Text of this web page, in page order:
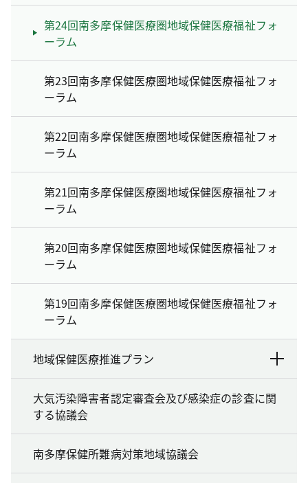
第24回南多摩保健医療圏地域保健医療福祉フォ
ーラム
第23回南多摩保健医療圏地域保健医療福祉フォ
ーラム
第22回南多摩保健医療圏地域保健医療福祉フォ
ーラム
第21回南多摩保健医療圏地域保健医療福祉フォ
ーラム
第20回南多摩保健医療圏地域保健医療福祉フォ
ーラム
第19回南多摩保健医療圏地域保健医療福祉フォ
ーラム
地域保健医療推進プラン
大気汚染障害者認定審査会及び感染症の診査に関
する協議会
南多摩保健所難病対策地域協議会